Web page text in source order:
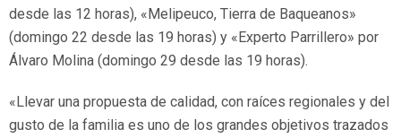
desde las 12 horas), «Melipeuco, Tierra de Baqueanos»
(domingo 22 desde las 19 horas) y «Experto Parrillero» por
Álvaro Molina (domingo 29 desde las 19 horas).
«Llevar una propuesta de calidad, con raíces regionales y del
gusto de la familia es uno de los grandes objetivos trazados